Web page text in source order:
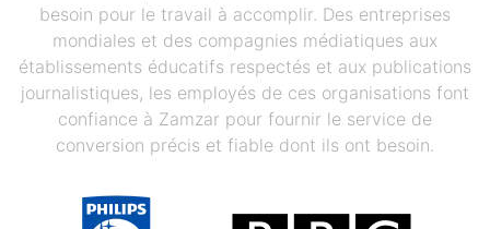
besoin pour le travail à accomplir. Des entreprises
mondiales et des compagnies médiatiques aux
établissements éducatifs respectés et aux publications
journalistiques, les employés de ces organisations font
confiance à Zamzar pour fournir le service de
conversion précis et fiable dont ils ont besoin.